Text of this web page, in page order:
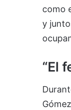
como
y
“El